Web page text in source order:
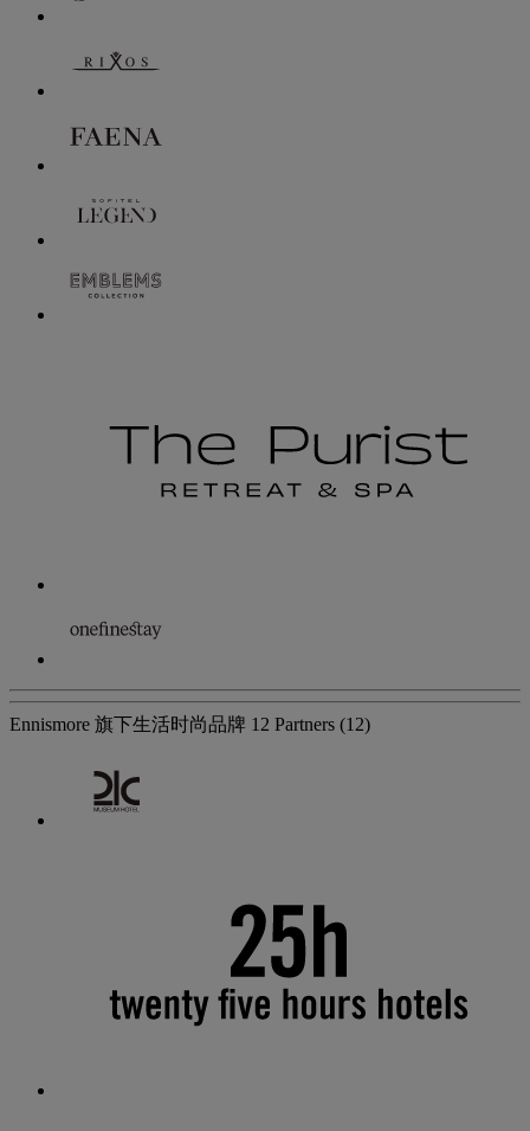
Ennismore 旗下生活时尚品牌 12 Partners (12)